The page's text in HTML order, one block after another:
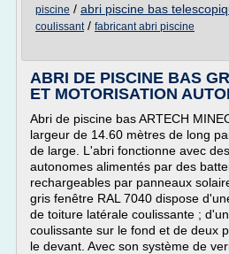
piscine / abri piscine bas
coulissant/ fabricant abri piscine
ABRI DE PISCINE BAS
ET MOTORISATION
Abri de piscine bas ARTECH
largeur de 14.60 mètres de long
de large. L'abri fonctionne avec
autonomes alimentés par des
rechargeables par panneaux
gris fenêtre RAL 7040 dispose
de toiture latérale coulissante ;
coulissante sur le fond et de deux
le devant. Avec son système de